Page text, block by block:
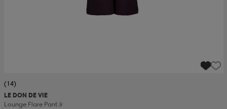
(14)
LE DON DE VIE
Lounge Flare Pant Jr